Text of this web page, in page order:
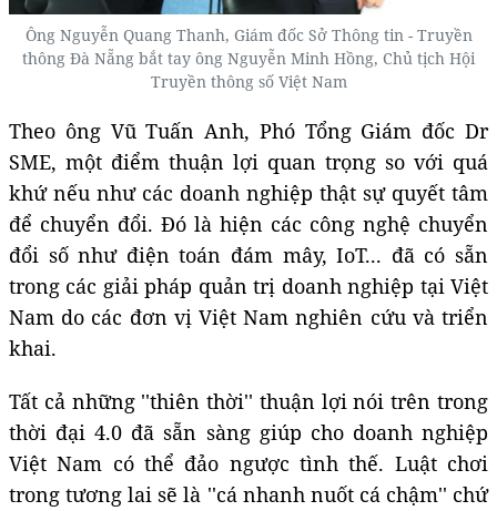
Ông Nguyễn Quang Thanh, Giám đốc Sở Thông tin - Truyền
thông Đà Nẵng bắt tay ông Nguyễn Minh Hồng, Chủ tịch Hội
Truyền thông số Việt Nam
Theo ông Vũ Tuấn Anh, Phó Tổng Giám đốc Dr
SME, một điểm thuận lợi quan trọng so với quá
khứ nếu như các doanh nghiệp thật sự quyết tâm
để chuyển đổi. Đó là hiện các công nghệ chuyển
đổi số như điện toán đám mây, IoT... đã có sẵn
trong các giải pháp quản trị doanh nghiệp tại Việt
Nam do các đơn vị Việt Nam nghiên cứu và triển
khai.
Tất cả những ''thiên thời'' thuận lợi nói trên trong
thời đại 4.0 đã sẵn sàng giúp cho doanh nghiệp
Việt Nam có thể đảo ngược tình thế. Luật chơi
trong tương lai sẽ là ''cá nhanh nuốt cá chậm'' chứ